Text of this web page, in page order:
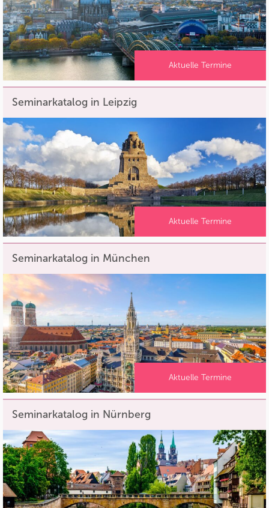
Aktuelle Termine
Seminarkatalog in Leipzig
Aktuelle Termine
Seminarkatalog in München
Aktuelle Termine
Seminarkatalog in Nürnberg